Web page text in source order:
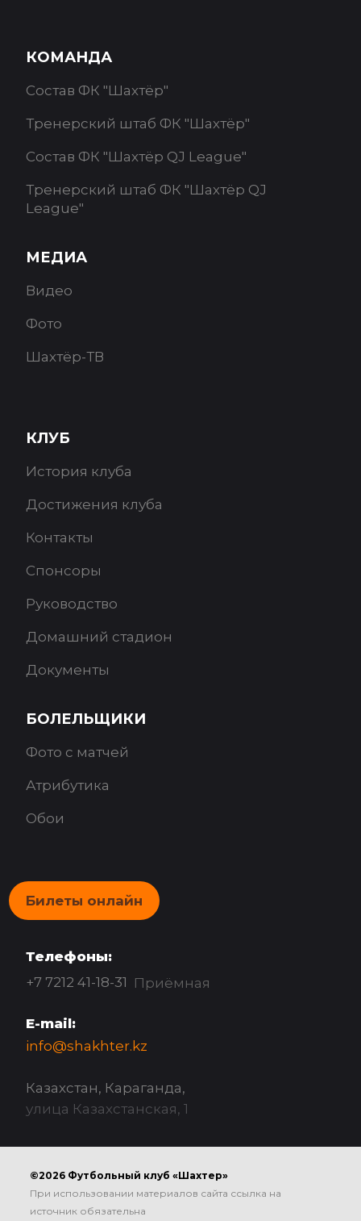
КОМАНДА
Состав ФК "Шахтёр"
Тренерский штаб ФК "Шахтёр"
Состав ФК "Шахтёр QJ League"
Тренерский штаб ФК "Шахтёр QJ
League"
МЕДИА
Видео
Фото
Шахтёр-ТВ
КЛУБ
История клуба
Достижения клуба
Контакты
Спонсоры
Руководство
Домашний стадион
Документы
БОЛЕЛЬЩИКИ
Фото с матчей
Атрибутика
Обои
Билеты онлайн
Телефоны:
+7 7212 41-18-31 Приёмная
E-mail:
info@shakhter.kz
Казахстан, Караганда,
улица Казахстанская, 1
©2026 Футбольный клуб «Шахтер»
При использовании материалов сайта ссылка на
источник обязательна